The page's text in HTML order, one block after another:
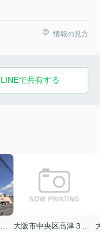
情報の見方
LINEで共有する
大阪市大正区平尾１丁目
大阪市中央区高津３丁目